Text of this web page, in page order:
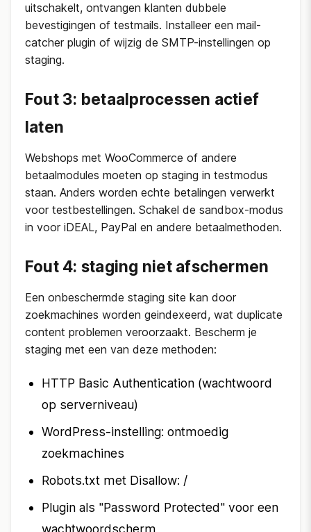
uitschakelt, ontvangen klanten dubbele
bevestigingen of testmails. Installeer een mail-
catcher plugin of wijzig de SMTP-instellingen op
staging.
Fout 3: betaalprocessen actief
laten
Webshops met WooCommerce of andere
betaalmodules moeten op staging in testmodus
staan. Anders worden echte betalingen verwerkt
voor testbestellingen. Schakel de sandbox-modus
in voor iDEAL, PayPal en andere betaalmethoden.
Fout 4: staging niet afschermen
Een onbeschermde staging site kan door
zoekmachines worden geindexeerd, wat duplicate
content problemen veroorzaakt. Bescherm je
staging met een van deze methoden:
HTTP Basic Authentication (wachtwoord
op serverniveau)
WordPress-instelling: ontmoedig
zoekmachines
Robots.txt met Disallow: /
Plugin als "Password Protected" voor een
wachtwoordscherm